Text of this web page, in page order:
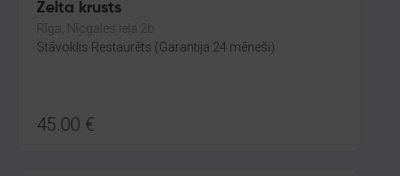
Zelta krusts
Rīga, Nīcgales iela 2b
Stāvoklis Restaurēts (Garantija 24 mēneši)
45.00 €